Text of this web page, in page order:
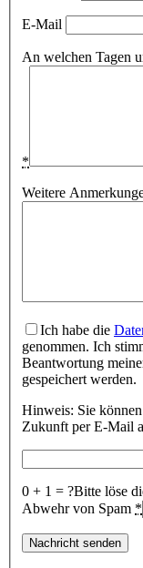
E-Mail
An welchen Tagen
*
Weitere
Ich habe die
genommen. Ich
Beantwortung
gespeichert werden.
Hinweis: Sie
Zukunft per E-Mail
0 + 1 = ?Bitte löse
Abwehr von Spam *